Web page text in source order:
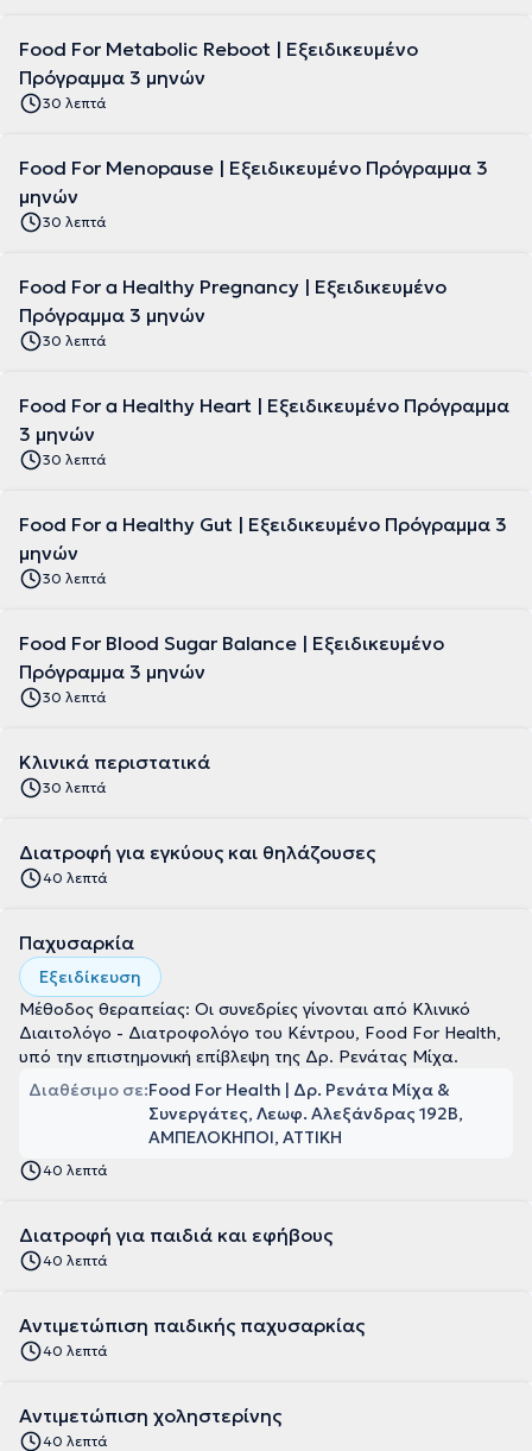
Food For Metabolic Reboot | Εξειδικευμένο
Πρόγραμμα 3 μηνών
30 λεπτά
Food For Menopause | Εξειδικευμένο Πρόγραμμα 3
μηνών
30 λεπτά
Food For a Healthy Pregnancy | Εξειδικευμένο
Πρόγραμμα 3 μηνών
30 λεπτά
Food For a Healthy Heart | Εξειδικευμένο Πρόγραμμα
3 μηνών
30 λεπτά
Food For a Healthy Gut | Εξειδικευμένο Πρόγραμμα 3
μηνών
30 λεπτά
Food For Blood Sugar Balance | Εξειδικευμένο
Πρόγραμμα 3 μηνών
30 λεπτά
Κλινικά περιστατικά
30 λεπτά
Διατροφή για εγκύους και θηλάζουσες
40 λεπτά
Παχυσαρκία
Εξειδίκευση
Μέθοδος θεραπείας: Οι συνεδρίες γίνονται από Κλινικό
Διαιτολόγο - Διατροφολόγο του Κέντρου, Food For Health,
υπό την επιστημονική επίβλεψη της Δρ. Ρενάτας Μίχα.
Διαθέσιμο σε:Food For Health | Δρ. Ρενάτα Μίχα &
Συνεργάτες, Λεωφ. Αλεξάνδρας 192Β,
ΑΜΠΕΛΟΚΗΠΟΙ, ΑΤΤΙΚΗ
40 λεπτά
Διατροφή για παιδιά και εφήβους
40 λεπτά
Αντιμετώπιση παιδικής παχυσαρκίας
40 λεπτά
Αντιμετώπιση χοληστερίνης
40 λεπτά